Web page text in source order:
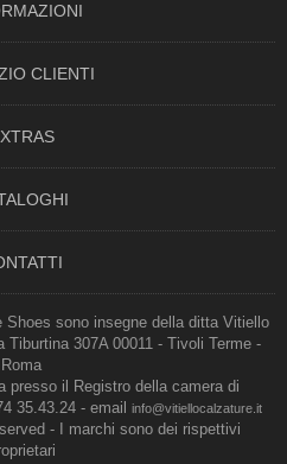
CLIENTI
sono insegne della ditta Vitiello
307A 00011 - Tivoli Terme -
Roma
presso il Registro della camera di
35.43.24 - email
info@vitiellocalzature.it
- I marchi sono dei rispettivi